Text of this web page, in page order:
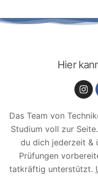
Hier
Das Team von
Studium voll zur
du dich jederzeit &
Prüfungen
tatkräftig unterstützt.